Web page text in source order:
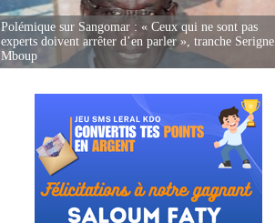
Polémique sur Sangomar : « Ceux qui ne sont pas
experts doivent arrêter d’en parler », tranche Serigne
Mboup